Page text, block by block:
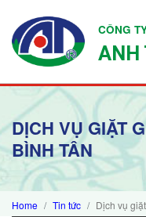
CÔNG
ANH
DỊCH VỤ GIẶT
BÌNH TÂN
Home Tin tức Dịch vụ